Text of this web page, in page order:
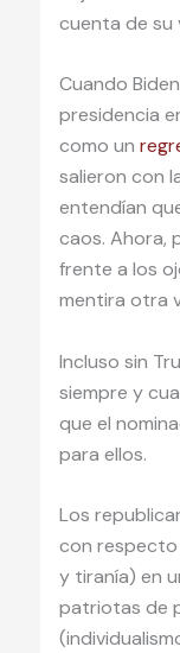
cuenta de su
Cuando
presidencia
como un
salieron con
entendían
caos. Ahora,
frente a los
mentira otra
Incluso sin
siempre y
que el
para ellos.
Los
con respecto
y tiranía) en
patriotas de